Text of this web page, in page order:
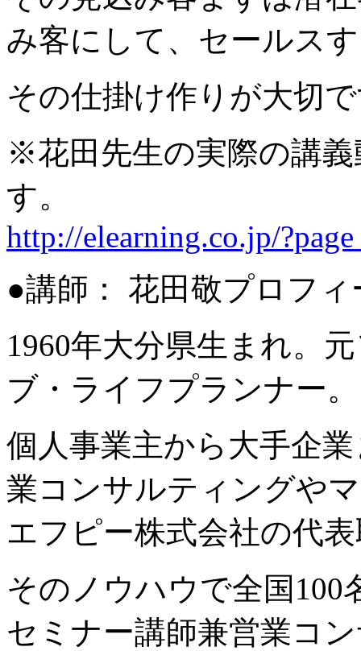
み客にして、セールス
その仕掛け作りが大切
※花田先生の実際の講
す。
http://elearning.co.jp/
●講師： 花田敬プロフィ
1960年大分県生まれ。
ブ・ライフプランナー。
個人事業主から大手企
業コンサルティングや
エフピー株式会社の代
そのノウハウで全国100
セミナー講師兼営業コ